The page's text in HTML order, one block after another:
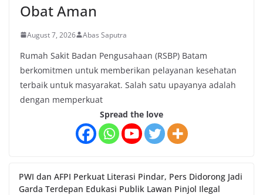
Obat Aman
August 7, 2026 Abas Saputra
Rumah Sakit Badan Pengusahaan (RSBP) Batam
berkomitmen untuk memberikan pelayanan kesehatan
terbaik untuk masyarakat. Salah satu upayanya adalah
dengan memperkuat
Spread the love
PWI dan AFPI Perkuat Literasi Pindar, Pers Didorong Jadi
Garda Terdepan Edukasi Publik Lawan Pinjol Ilegal